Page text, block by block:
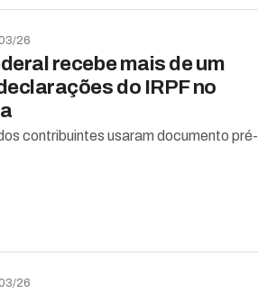
26
recebe mais de um
do IRPF no
contribuintes usaram documento pré-
26